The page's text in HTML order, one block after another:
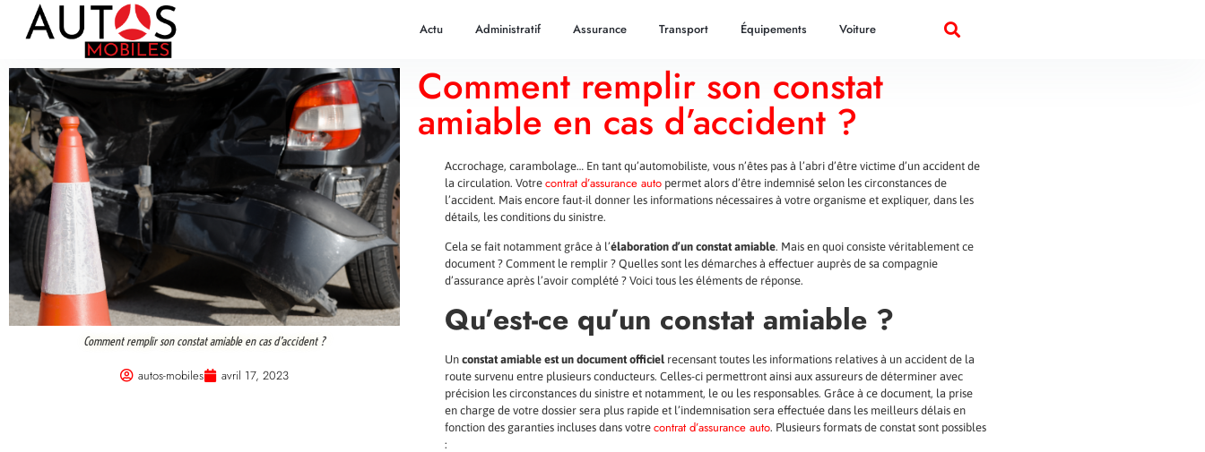
Actu Administratif Assurance Transport Équipements Voiture
Comment remplir son constat amiable en cas d’accident ?
autos-mobiles avril 17, 2023
Comment remplir son constat
amiable en cas d’accident ?
Accrochage, carambolage… En tant qu’automobiliste, vous n’êtes pas à l’abri d’être victime d’un accident de
la circulation. Votre contrat d’assurance auto permet alors d’être indemnisé selon les circonstances de
l’accident. Mais encore faut-il donner les informations nécessaires à votre organisme et expliquer, dans les
détails, les conditions du sinistre.
Cela se fait notamment grâce à l’élaboration d’un constat amiable. Mais en quoi consiste véritablement ce
document ? Comment le remplir ? Quelles sont les démarches à effectuer auprès de sa compagnie
d’assurance après l’avoir complété ? Voici tous les éléments de réponse.
Qu’est-ce qu’un constat amiable ?
Un constat amiable est un document officiel recensant toutes les informations relatives à un accident de la
route survenu entre plusieurs conducteurs. Celles-ci permettront ainsi aux assureurs de déterminer avec
précision les circonstances du sinistre et notamment, le ou les responsables. Grâce à ce document, la prise
en charge de votre dossier sera plus rapide et l’indemnisation sera effectuée dans les meilleurs délais en
fonction des garanties incluses dans votre contrat d’assurance auto. Plusieurs formats de constat sont possibles
: